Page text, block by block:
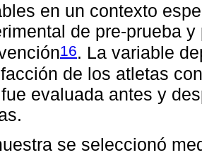
en un contexto
de pre-prueba
16. La variable
de los atletas
evaluada antes y
se seleccionó